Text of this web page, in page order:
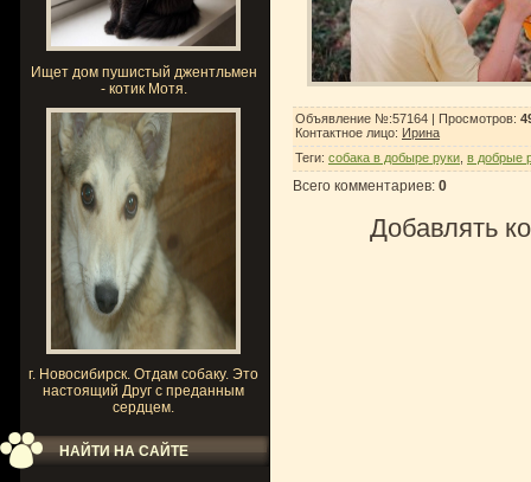
Ищет дом пушистый джентльмен
- котик Мотя.
г. Новосибирск. Отдам собаку. Это
настоящий Друг с преданным
сердцем.
НАЙТИ НА САЙТЕ
Объявление №:57164 | Просмотров:
Контактное лицо: Ирина
Теги: собака в добыре руки в добрые
Всего комментариев: 0
Добавлять